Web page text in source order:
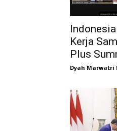
Kerja
Plus
Dyah Marwatri